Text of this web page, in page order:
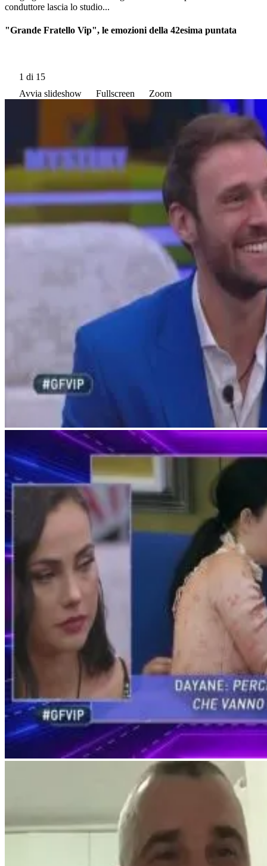
conduttore lascia lo studio...
"Grande Fratello Vip", le emozioni della 42esima puntata
1 di 15
Avvia slideshow
Fullscreen Zoom